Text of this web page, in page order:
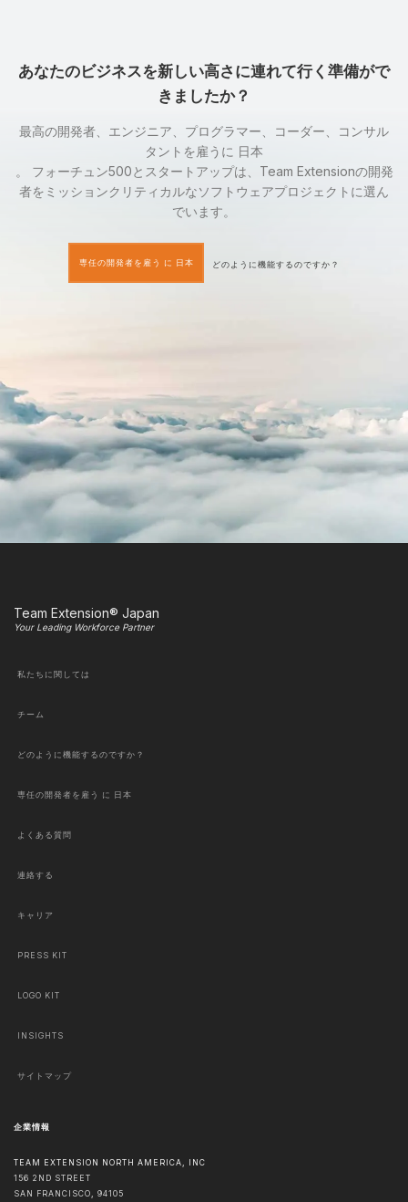
あなたのビジネスを新しい高さに連れて行く準備がで
きましたか？
最高の開発者、エンジニア、プログラマー、コーダー、コンサル
タントを雇うに 日本
。 フォーチュン500とスタートアップは、Team Extensionの開発
者をミッションクリティカルなソフトウェアプロジェクトに選ん
でいます。
専任の開発者を雇う に 日本 どのように機能するのですか？
Team Extension® Japan
Your Leading Workforce Partner
私たちに関しては
チーム
どのように機能するのですか？
専任の開発者を雇う に 日本
よくある質問
連絡する
キャリア
PRESS KIT
LOGO KIT
INSIGHTS
サイトマップ
企業情報
TEAM EXTENSION NORTH AMERICA, INC
156 2ND STREET
SAN FRANCISCO, 94105